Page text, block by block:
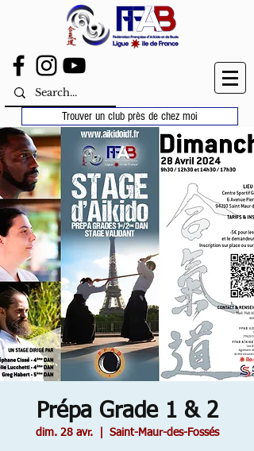
Trouver un club près de chez moi
Prépa Grade 1 & 2
dim. 28 avr.
  |
Saint-Maur-des-Fossés